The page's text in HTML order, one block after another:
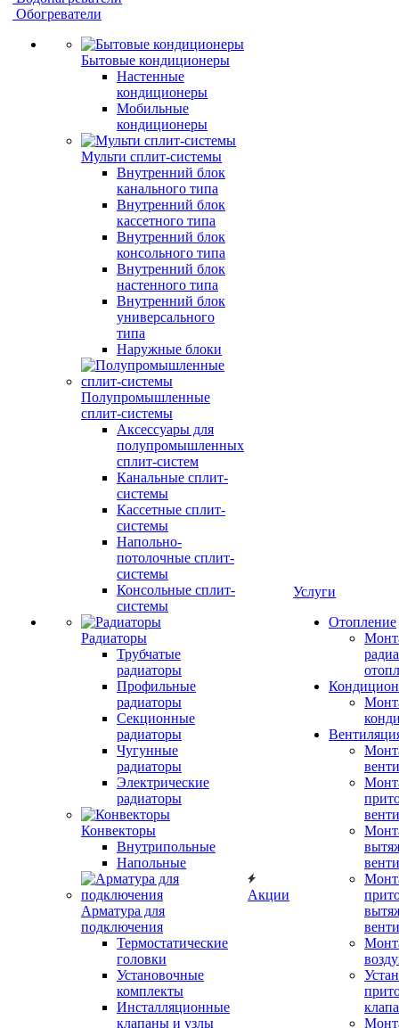
Обогреватели
Бытовые кондиционеры
Настенные
кондиционеры
Мобильные
кондиционеры
Мульти сплит-системы
Внутренний блок
канального типа
Внутренний блок
кассетного типа
Внутренний блок
консольного типа
Внутренний блок
настенного типа
Внутренний блок
универсального
типа
Наружные блоки
Полупромышленные
сплит-системы
Аксессуары для
полупромышленных
сплит-систем
Канальные сплит-
системы
Кассетные сплит-
системы
Напольно-
потолочные сплит-
системы
Консольные сплит-
системы
Радиаторы
Трубчатые
радиаторы
Профильные
радиаторы
Секционные
радиаторы
Чугунные
радиаторы
Электрические
радиаторы
Конвекторы
Внутрипольные
Напольные
Арматура для
подключения
Термостатические
головки
Установочные
комплекты
Инсталляционные
клапаны и узлы
Акции
Услуги
Отопление